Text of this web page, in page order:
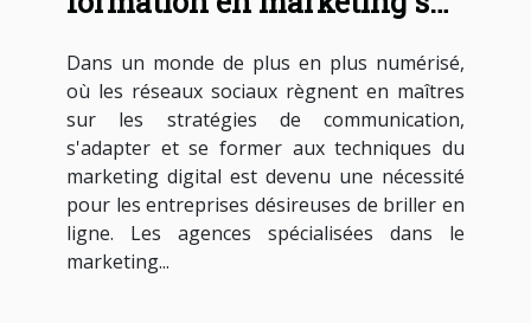
Dans un monde de plus en plus numérisé,
où les réseaux sociaux règnent en maîtres
sur les stratégies de communication,
s'adapter et se former aux techniques du
marketing digital est devenu une nécessité
pour les entreprises désireuses de briller en
ligne. Les agences spécialisées dans le
marketing...